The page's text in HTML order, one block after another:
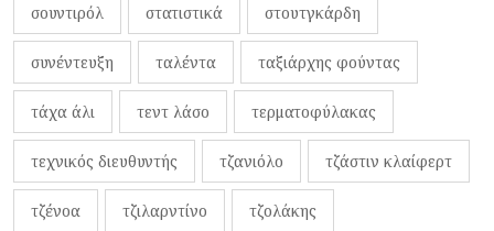
σουντιρόλ στατιστικά στουτγκάρδη
συνέντευξη ταλέντα ταξιάρχης φούντας
τάχα άλι τεντ λάσο τερματοφύλακας
τεχνικός διευθυντής τζανιόλο τζάστιν κλαίφερτ
τζένοα τζιλαρντίνο τζολάκης